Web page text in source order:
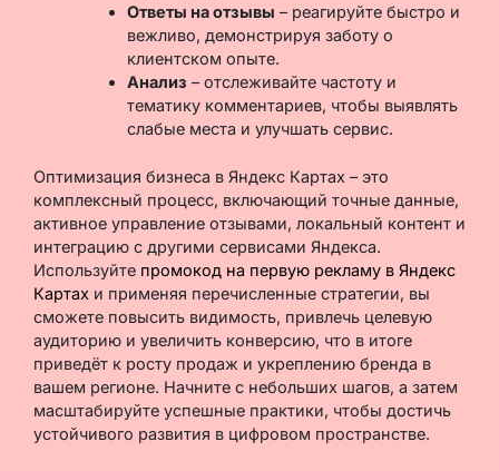
Ответы на отзывы – реагируйте быстро и
вежливо, демонстрируя заботу о
клиентском опыте.
Анализ – отслеживайте частоту и
тематику комментариев, чтобы выявлять
слабые места и улучшать сервис.
Оптимизация бизнеса в Яндекс Картах – это
комплексный процесс, включающий точные данные,
активное управление отзывами, локальный контент и
интеграцию с другими сервисами Яндекса.
Используйте промокод на первую рекламу в Яндекс
Картах и применяя перечисленные стратегии, вы
сможете повысить видимость, привлечь целевую
аудиторию и увеличить конверсию, что в итоге
приведёт к росту продаж и укреплению бренда в
вашем регионе. Начните с небольших шагов, а затем
масштабируйте успешные практики, чтобы достичь
устойчивого развития в цифровом пространстве.